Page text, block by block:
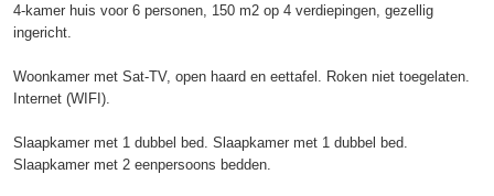
4-kamer huis voor 6 personen, 150 m2 op 4 verdiepingen, gezellig
ingericht.
Woonkamer met Sat-TV, open haard en eettafel. Roken niet toegelaten.
Internet (WIFI).
Slaapkamer met 1 dubbel bed. Slaapkamer met 1 dubbel bed.
Slaapkamer met 2 eenpersoons bedden.